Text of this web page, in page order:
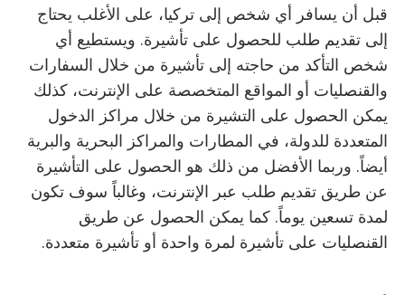
قبل أن يسافر أي شخص إلى تركيا، على الأغلب يحتاج
إلى تقديم طلب للحصول على تأشيرة. ويستطيع أي
شخص التأكد من حاجته إلى تأشيرة من خلال السفارات
والقنصليات أو المواقع المتخصصة على الإنترنت، كذلك
يمكن الحصول على التشيرة من خلال مراكز الدخول
المتعددة للدولة، في المطارات والمراكز البحرية والبرية
أيضاً. وربما الأفضل من ذلك هو الحصول على التأشيرة
عن طريق تقديم طلب عبر الإنترنت، وغالباً سوف تكون
لمدة تسعين يوماً. كما يمكن الحصول عن طريق
القنصليات على تأشيرة لمرة واحدة أو تأشيرة متعددة.